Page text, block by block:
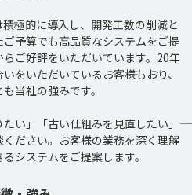
極的に導入し、開発工数の削減と
予算でも高品質なシステムをご提
ご好評をいただいています。20年
をいただいているお客様もおり、
当社の強みです。
い」「古い仕組みを見直したい」――
ださい。お客様の業務を深く理解